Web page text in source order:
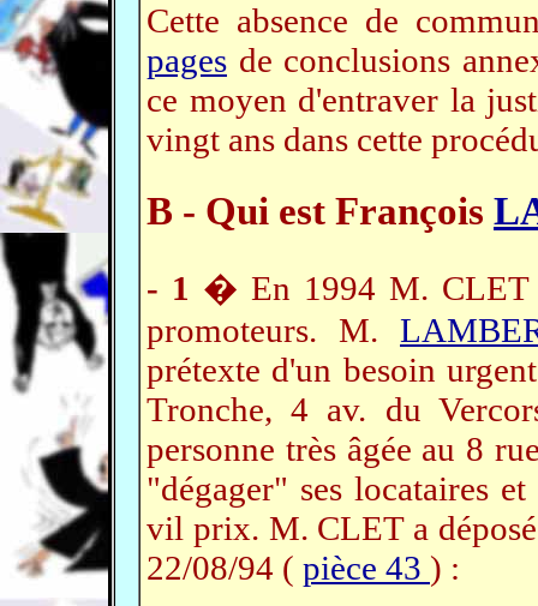
Cette absence de
pages de conclusions
ce moyen d'entraver la
vingt ans dans cette
B - Qui est François
- 1 � En 1994 M. CLET
promoteurs. M.
prétexte d'un besoin
Tronche, 4 av. du
personne très âgée au 8
"dégager" ses locataires
vil prix. M. CLET a
22/08/94 ( pièce 43 ) :